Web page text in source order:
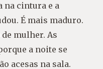
na cintura e a
É mais maduro.
mulher. As
a noite se
acesas na sala.